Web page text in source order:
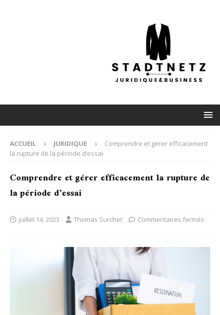
ACCUEIL JURIDIQUE
Comprendre et gérer efficacement
la rupture de la période d’essai
Comprendre et gérer efficacement la rupture de
la période d’essai
juillet 14, 2023 Thomas Surchet Commentaires fermés